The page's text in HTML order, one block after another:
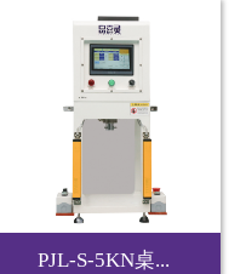
PJL-S-5KN桌...